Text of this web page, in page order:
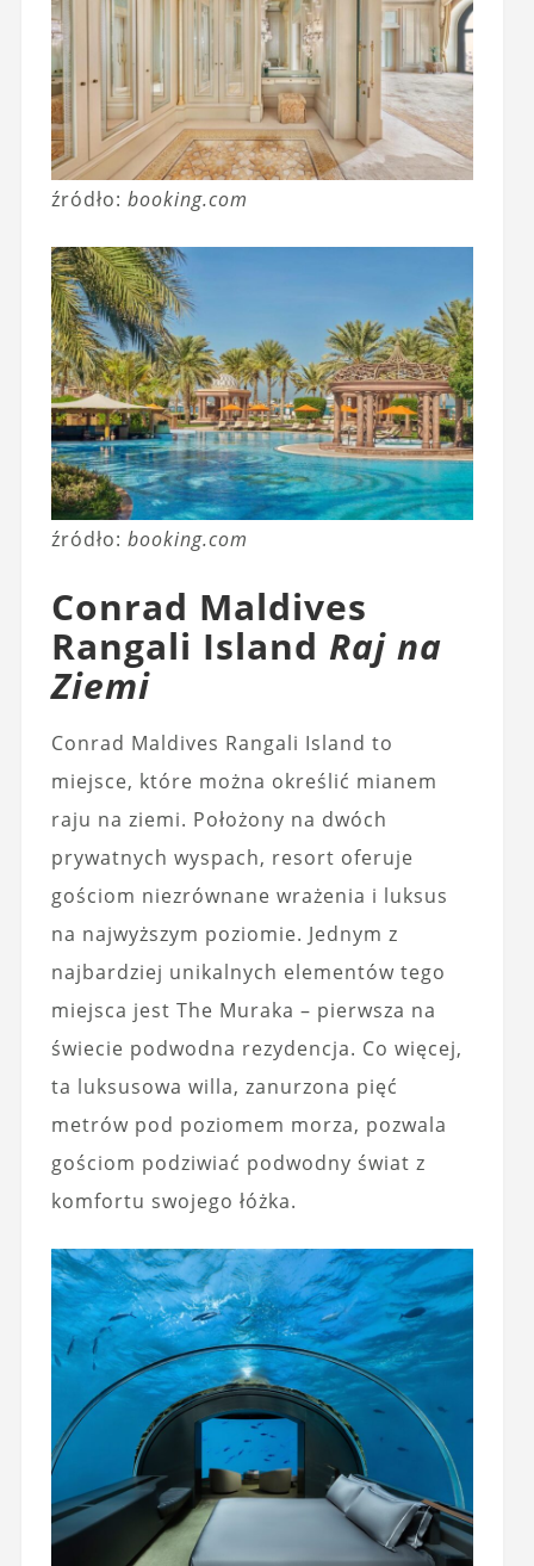
źródło: booking.com
źródło: booking.com
Conrad Maldives
Rangali Island Raj na
Ziemi
Conrad Maldives Rangali Island to
miejsce, które można określić mianem
raju na ziemi. Położony na dwóch
prywatnych wyspach, resort oferuje
gościom niezrównane wrażenia i luksus
na najwyższym poziomie. Jednym z
najbardziej unikalnych elementów tego
miejsca jest The Muraka – pierwsza na
świecie podwodna rezydencja. Co więcej,
ta luksusowa willa, zanurzona pięć
metrów pod poziomem morza, pozwala
gościom podziwiać podwodny świat z
komfortu swojego łóżka.